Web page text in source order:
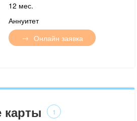
12 мес.
Аннуитет
Онлайн заявка
карты 1